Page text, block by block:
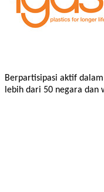
Berpartisipasi aktif
lebih dari 50 negara dan